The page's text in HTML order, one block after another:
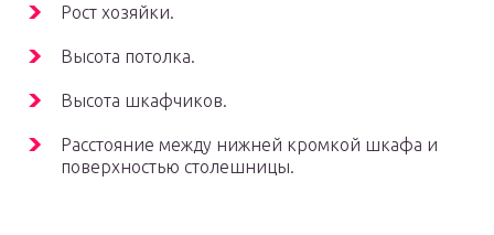
Рост хозяйки.
Высота потолка.
Высота шкафчиков.
Расстояние между нижней кромкой шкафа и
поверхностью столешницы.